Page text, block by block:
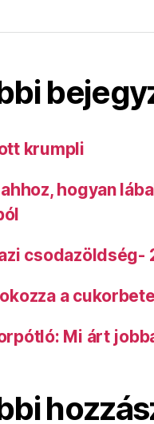
krumpli
hogyan
csodazöldség-
a
Mi árt